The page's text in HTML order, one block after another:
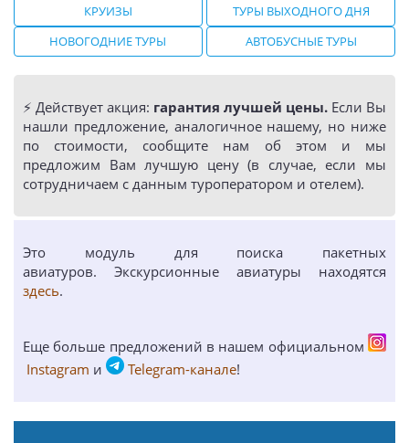
КРУИЗЫ
ТУРЫ ВЫХОДНОГО ДНЯ
НОВОГОДНИЕ ТУРЫ
АВТОБУСНЫЕ ТУРЫ
⚡️ Действует акция: гарантия лучшей цены. Если Вы
нашли предложение, аналогичное нашему, но ниже
по стоимости, сообщите нам об этом и мы
предложим Вам лучшую цену (в случае, если мы
сотрудничаем с данным туроператором и отелем).
Это модуль для поиска пакетных
авиатуров. Экскурсионные авиатуры находятся
здесь.
Еще больше предложений в нашем официальном
Instagram и Telegram-канале!